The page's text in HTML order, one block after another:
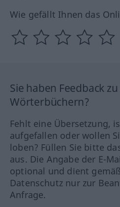
Wie gefällt Ihnen das
Sie haben Feedback
Wörterbüchern?
Fehlt eine Übersetzung,
aufgefallen oder wollen
loben? Füllen Sie bitte
aus. Die Angabe der E-
optional und dient
Datenschutz nur zur
Anfrage.